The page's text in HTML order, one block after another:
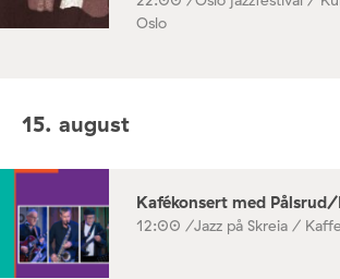
Oslo
15. august
Kafékonsert med
12:00 /Jazz på Skreia /